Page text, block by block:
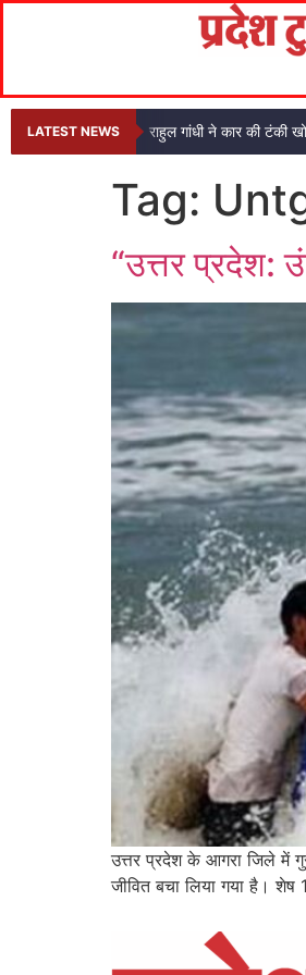
LATEST NEWS राहुल गांधी ने कार की टंकी
Tag:
“उत्तर प्रदेश:
उत्तर प्रदेश के आगरा जिले में
जीवित बचा लिया गया है।